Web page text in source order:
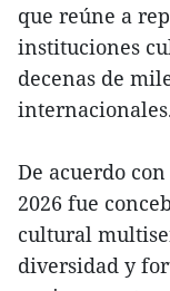
que reúne a
instituciones
decenas de
De acuerdo
2026 fue
cultural
diversidad y